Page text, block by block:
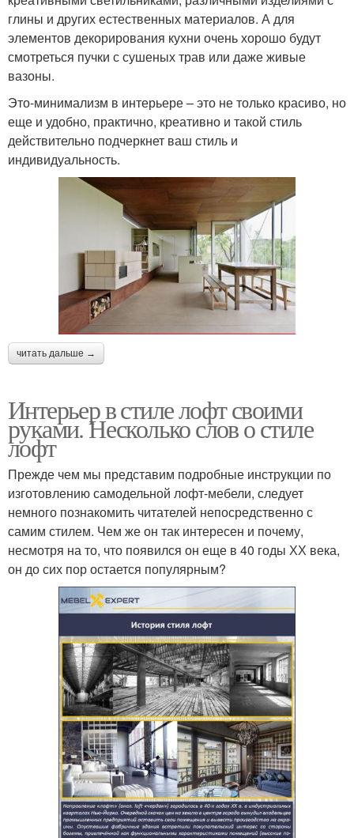
глины и других естественных материалов. А для
элементов декорирования кухни очень хорошо будут
смотреться пучки с сушеных трав или даже живые
вазоны.
Это-минимализм в интерьере – это не только красиво, но
еще и удобно, практично, креативно и такой стиль
действительно подчеркнет ваш стиль и
индивидуальность.
читать дальше →
Интерьер в стиле лофт своими
руками. Несколько слов о стиле
лофт
Прежде чем мы представим подробные инструкции по
изготовлению самодельной лофт-мебели, следует
немного познакомить читателей непосредственно с
самим стилем. Чем же он так интересен и почему,
несмотря на то, что появился он еще в 40 годы ХХ века,
он до сих пор остается популярным?